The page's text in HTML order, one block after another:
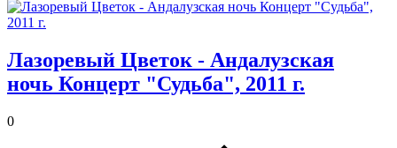
Лазоревый Цветок - Андалузская
ночь Концерт "Судьба", 2011 г.
0